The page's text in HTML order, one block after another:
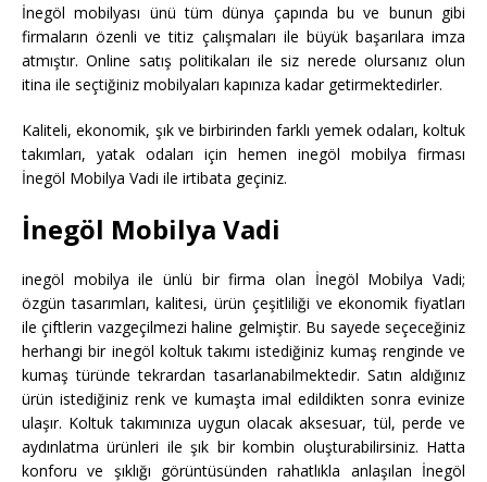
İnegöl mobilyası ünü tüm dünya çapında bu ve bunun gibi
firmaların özenli ve titiz çalışmaları ile büyük başarılara imza
atmıştır. Online satış politikaları ile siz nerede olursanız olun
itina ile seçtiğiniz mobilyaları kapınıza kadar getirmektedirler.
Kaliteli, ekonomik, şık ve birbirinden farklı yemek odaları, koltuk
takımları, yatak odaları için hemen inegöl mobilya firması
İnegöl Mobilya Vadi ile irtibata geçiniz.
İnegöl Mobilya Vadi
inegöl mobilya ile ünlü bir firma olan İnegöl Mobilya Vadi;
özgün tasarımları, kalitesi, ürün çeşitliliği ve ekonomik fiyatları
ile çiftlerin vazgeçilmezi haline gelmiştir. Bu sayede seçeceğiniz
herhangi bir inegöl koltuk takımı istediğiniz kumaş renginde ve
kumaş türünde tekrardan tasarlanabilmektedir. Satın aldığınız
ürün istediğiniz renk ve kumaşta imal edildikten sonra evinize
ulaşır. Koltuk takımınıza uygun olacak aksesuar, tül, perde ve
aydınlatma ürünleri ile şık bir kombin oluşturabilirsiniz. Hatta
konforu ve şıklığı görüntüsünden rahatlıkla anlaşılan İnegöl